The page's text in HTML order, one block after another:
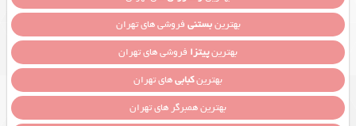
بهترینبستنی فروشی های تهران
بهترینپیتزا فروشی های تهران
بهترینکبابیهای تهران
بهترین همبرگر های تهران